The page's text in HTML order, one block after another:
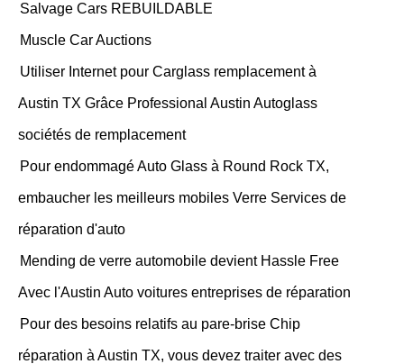
Salvage Cars REBUILDABLE
Muscle Car Auctions
Utiliser Internet pour Carglass remplacement à
Austin TX Grâce Professional Austin Autoglass
sociétés de remplacement
Pour endommagé Auto Glass à Round Rock TX,
embaucher les meilleurs mobiles Verre Services de
réparation d'auto
Mending de verre automobile devient Hassle Free
Avec l'Austin Auto voitures entreprises de réparation
Pour des besoins relatifs au pare-brise Chip
réparation à Austin TX, vous devez traiter avec des